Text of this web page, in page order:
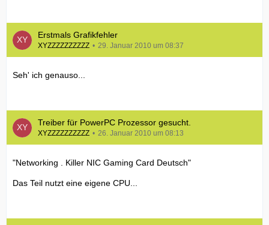
Erstmals Grafikfehler
XYZZZZZZZZZZ 29. Januar 2010 um 08:37
Seh' ich genauso...
Treiber für PowerPC Prozessor gesucht.
XYZZZZZZZZZZ 26. Januar 2010 um 08:13
"Networking . Killer NIC Gaming Card Deutsch"
Das Teil nutzt eine eigene CPU...